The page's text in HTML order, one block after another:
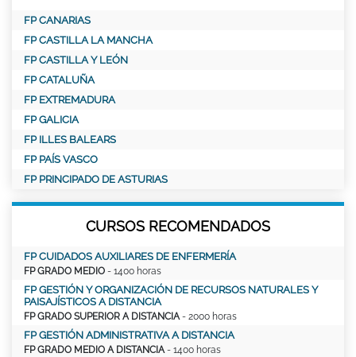
FP CANARIAS
FP CASTILLA LA MANCHA
FP CASTILLA Y LEÓN
FP CATALUÑA
FP EXTREMADURA
FP GALICIA
FP ILLES BALEARS
FP PAÍS VASCO
FP PRINCIPADO DE ASTURIAS
CURSOS RECOMENDADOS
FP CUIDADOS AUXILIARES DE ENFERMERÍA
FP GRADO MEDIO - 1400 horas
FP GESTIÓN Y ORGANIZACIÓN DE RECURSOS NATURALES Y
PAISAJÍSTICOS A DISTANCIA
FP GRADO SUPERIOR A DISTANCIA- 2000 horas
FP GESTIÓN ADMINISTRATIVA A DISTANCIA
FP GRADO MEDIO A DISTANCIA- 1400 horas